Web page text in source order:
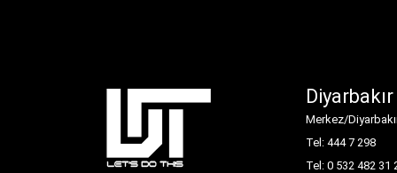
Diyarbakır
Merkez/
Tel: 444 7 298
Tel: 0 532 482 31